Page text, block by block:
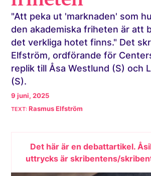
"Att peka ut 'marknaden' som
den akademiska friheten är att
det verkliga hotet finns." Det
Elfström, ordförande för
replik till Åsa Westlund (S) och
(S).
9 juni, 2025
Rasmus Elfström
Det här är en debattartikel.
uttrycks är skribentens/